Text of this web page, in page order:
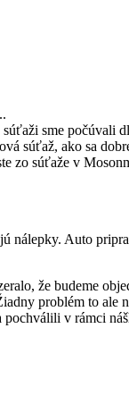
sme počúvali
súťaž, ako sa
zo súťaže v
nálepky. Auto
že budeme
problém to ale
pochválili v rámci